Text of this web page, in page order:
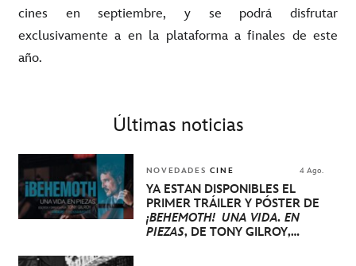
cines en septiembre, y se podrá disfrutar
exclusivamente a en la plataforma a finales de este
año.
Últimas noticias
NOVEDADES CINE 4 Ago.
YA ESTÁN DISPONIBLES EL
PRIMER TRÁILER Y PÓSTER DE
¡BEHEMOTH! UNA VIDA. EN
PIEZAS, DE TONY GILROY,